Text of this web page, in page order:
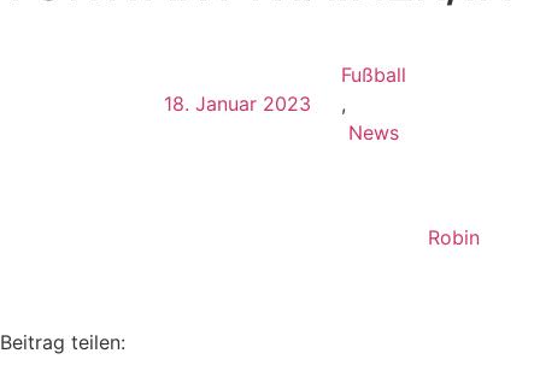
18. Januar 2023
Fußball
,
News
Robin
Beitrag teilen: